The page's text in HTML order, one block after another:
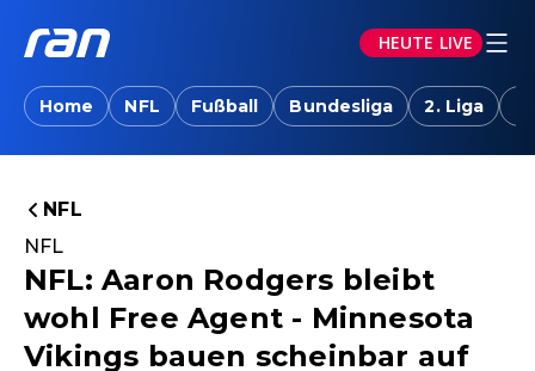
HEUTE LIVE
Home NFL Fußball Bundesliga 2. Liga
NFL
NFL
NFL: Aaron Rodgers bleibt
wohl Free Agent - Minnesota
Vikings bauen scheinbar auf